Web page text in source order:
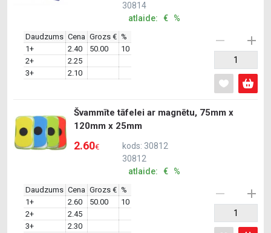
30814
atlaide: € %
Daudzums Cena Grozs € %
1+
2.40 50.00
10
2+
2.25
3+
2.10
Švammīte tāfelei ar magnētu, 75mm x
120mm x 25mm
2.60€
kods: 30812
30812
atlaide: € %
Daudzums Cena Grozs € %
1+
2.60 50.00
10
2+
2.45
3+
2.30